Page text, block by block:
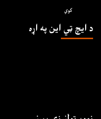
کوي
د ايچ ټي اين په اړه